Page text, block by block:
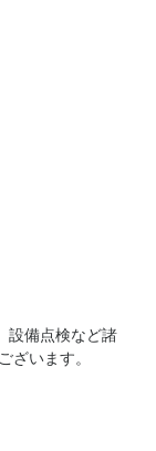
設備点検など諸
ざいます。